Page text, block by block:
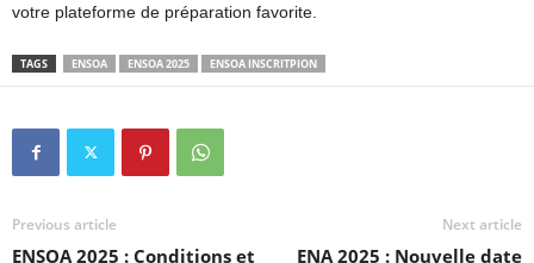
votre plateforme de préparation favorite.
TAGS ENSOA ENSOA 2025 ENSOA INSCRITPION
Previous article
ENSOA 2025 : Conditions et
Next article
ENA 2025 : Nouvelle date